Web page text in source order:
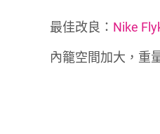
最佳改良： Nike
內籠空間加大，重